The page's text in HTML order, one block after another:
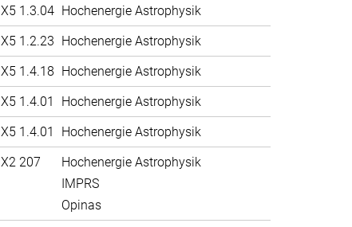
X5 1.3.04 Hochenergie Astrophysik
X5 1.2.23 Hochenergie Astrophysik
X5 1.4.18 Hochenergie Astrophysik
X5 1.4.01
Hochenergie Astrophysik
X5 1.4.01
Hochenergie Astrophysik
X2 207
Hochenergie Astrophysik
IMPRS
Opinas